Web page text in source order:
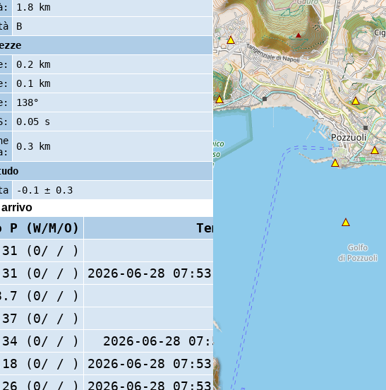
1.8 km
B
0.2 km
0.1 km
138°
0.05 s
0.3 km
-0.1 ± 0.3
arrivo
P (W/M/O) Tempo S (W/M/O)
Coda
(0/ / )
(0/ / )
2026-06-28 07:53:39.1 (0/ / )
(0/ / )
(0/ / )
(0/ / )
2026-06-28 07:53:39 (0/ / )
(0/ / ) 2026-06-28 07:53:38.9 (0/ / )
(0/ / ) 2026-06-28 07:53:38.9 (0/ / )